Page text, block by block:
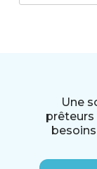
Une
prêteurs